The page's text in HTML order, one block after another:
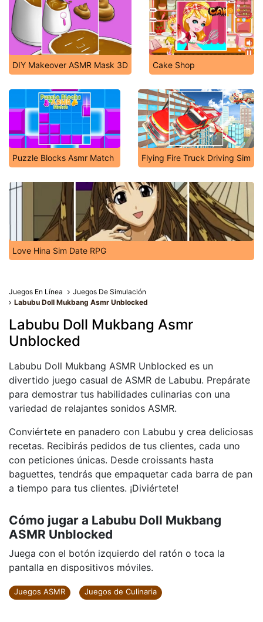
DIY Makeover ASMR Mask 3D Cake Shop
Puzzle Blocks Asmr Match Flying Fire Truck Driving Sim
Love Hina Sim Date RPG
Juegos En Línea
Juegos De Simulación
Labubu Doll Mukbang Asmr Unblocked
Labubu Doll Mukbang Asmr
Unblocked
Labubu Doll Mukbang ASMR Unblocked es un
divertido juego casual de ASMR de Labubu. Prepárate
para demostrar tus habilidades culinarias con una
variedad de relajantes sonidos ASMR.
Conviértete en panadero con Labubu y crea deliciosas
recetas. Recibirás pedidos de tus clientes, cada uno
con peticiones únicas. Desde croissants hasta
baguettes, tendrás que empaquetar cada barra de pan
a tiempo para tus clientes. ¡Diviértete!
Cómo jugar a Labubu Doll Mukbang
ASMR Unblocked
Juega con el botón izquierdo del ratón o toca la
pantalla en dispositivos móviles.
Juegos ASMR Juegos de Culinaria